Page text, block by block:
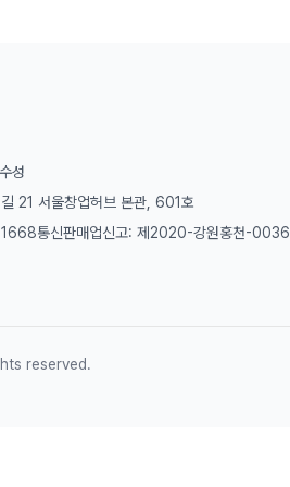
성
21 서울창업허브 본관, 601호
통신판매업신고: 제2020-강원홍천-
reserved.